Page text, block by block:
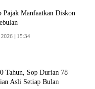
Pajak Manfaatkan Diskon
2026 | 15:34
Tahun, Sop Durian 78
Asli Setiap Bulan